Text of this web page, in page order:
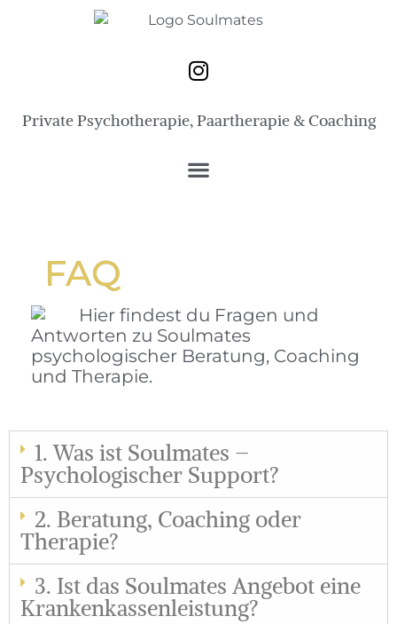
Private Psychotherapie, Paartherapie & Coaching
FAQ
Hier findest du Fragen und
Antworten zu Soulmates
psychologischer Beratung, Coaching
und Therapie.
1. Was ist Soulmates –
Psychologischer Support?
2. Beratung, Coaching oder
Therapie?
3. Ist das Soulmates Angebot eine
Krankenkassenleistung?